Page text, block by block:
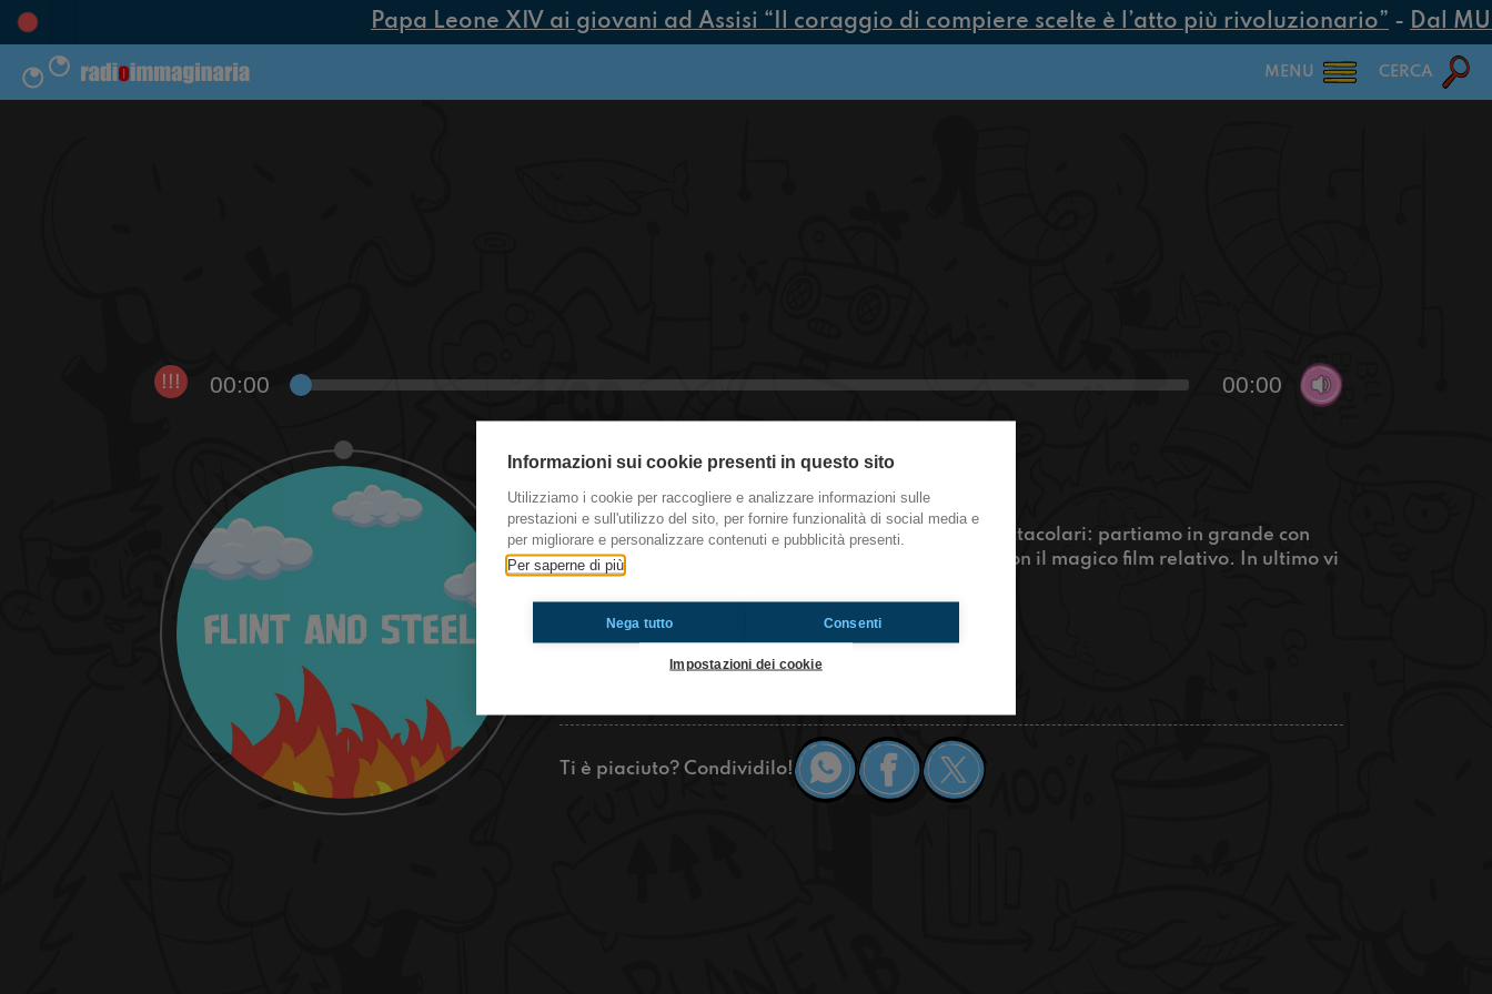
Papa Leone XIV ai giovani ad Assisi “Il coraggio di compiere scelte è l’atto più rivoluzionario”-Dal
MENU CERCA
!!! 00:00 00:00
#Sarnano Flint and Steel
Bella a tutti! Quest' oggi cuciniamo argomenti spettacolari: partiamo in grande con
Minecraft industriale e procediamo back to back con il magico film relativo. In ultimo vi
https://www.radioimmaginaria.it
Ti è piaciuto? Condividilo!
Informazioni sui cookie presenti in questo sito
Utilizziamo i cookie per raccogliere e analizzare informazioni sulle
prestazioni e sull'utilizzo del sito, per fornire funzionalità di social media e
per migliorare e personalizzare contenuti e pubblicità presenti.
Per saperne di più
Nega tutto Consenti
Impostazioni dei cookie